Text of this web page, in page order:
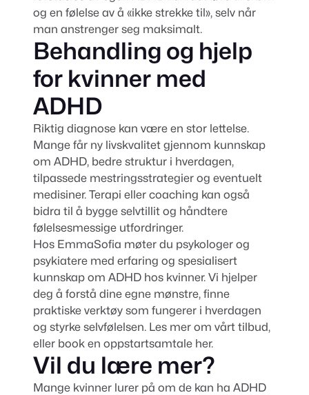
og en følelse av å «ikke strekke til», selv når
man anstrenger seg maksimalt.
Behandling og hjelp
for kvinner med
ADHD
Riktig diagnose kan være en stor lettelse.
Mange får ny livskvalitet gjennom kunnskap
om ADHD, bedre struktur i hverdagen,
tilpassede mestringsstrategier og eventuelt
medisiner. Terapi eller coaching kan også
bidra til å bygge selvtillit og håndtere
følelsesmessige utfordringer.
Hos EmmaSofia møter du psykologer og
psykiatere med erfaring og spesialisert
kunnskap om ADHD hos kvinner. Vi hjelper
deg å forstå dine egne mønstre, finne
praktiske verktøy som fungerer i hverdagen
og styrke selvfølelsen. Les mer om vårt tilbud,
eller book en oppstartsamtale her.
Vil du lære mer?
Mange kvinner lurer på om de kan ha ADHD